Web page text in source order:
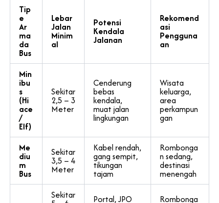
Tip
e
Ar
ma
da
Bus
Lebar
Jalan
Minim
al
Potensi
Kendala
Jalanan
Rekomend
asi
Pengguna
an
Min
ibu
s
(Hi
ace
/
Elf)
Sekitar
2,5 – 3
Meter
Cenderung
bebas
kendala,
muat jalan
lingkungan
Wisata
keluarga,
area
perkampun
gan
Me
diu
m
Bus
Sekitar
3,5 – 4
Meter
Kabel rendah,
gang sempit,
tikungan
tajam
Rombonga
n sedang,
destinasi
menengah
Sekitar Portal, JPO Rombonga